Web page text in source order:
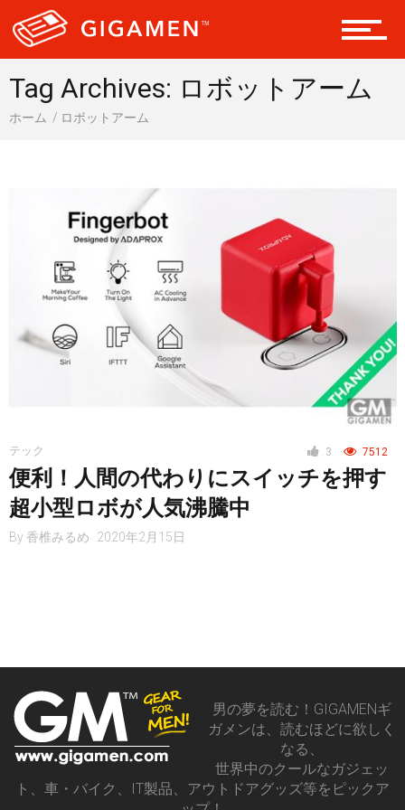
会員になる
テック
ヘルス・健康
スマートフォン
Tag Archives: ロボットアーム
ホーム ロボットアーム
3 7512
テック
便利！人間の代わりにスイッチを押す
超小型ロボが人気沸騰中
By 香椎みるめ 2020年2月15日
男の夢を読む！GIGAMENギ
ガメンは、読むほどに欲しく
なる、
世界中のクールなガジェッ
ト、車・バイク、IT製品、アウトドアグッズ等をピックア